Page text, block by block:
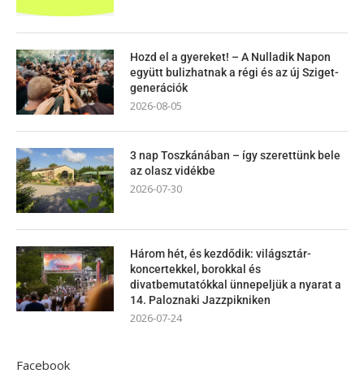
Hozd el a gyereket! – A Nulladik Napon
együtt bulizhatnak a régi és az új Sziget-
generációk
2026-08-05
3 nap Toszkánában – így szerettünk bele
az olasz vidékbe
2026-07-30
Három hét, és kezdődik: világsztár-
koncertekkel, borokkal és
divatbemutatókkal ünnepeljük a nyarat a
14. Paloznaki Jazzpikniken
2026-07-24
Facebook